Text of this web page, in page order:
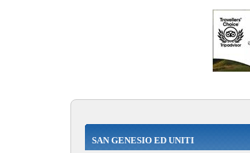
SAN GENESIO ED UNITI